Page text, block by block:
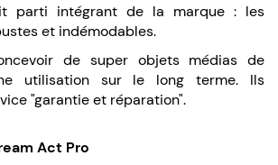
parti intégrant de la marque : les
et indémodables.
de super objets médias de
utilisation sur le long terme. Ils
"garantie et réparation".
Act Pro